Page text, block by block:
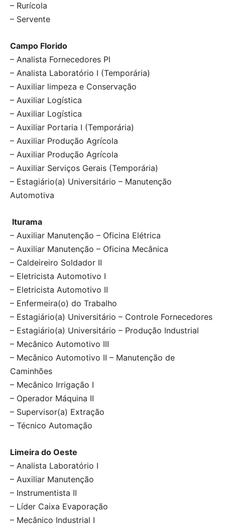
– Rurícola
– Servente
Campo Florido
– Analista Fornecedores Pl
– Analista Laboratório I (Temporária)
– Auxiliar limpeza e Conservação
– Auxiliar Logística
– Auxiliar Logística
– Auxiliar Portaria I (Temporária)
– Auxiliar Produção Agrícola
– Auxiliar Produção Agrícola
– Auxiliar Serviços Gerais (Temporária)
– Estagiário(a) Universitário – Manutenção
Automotiva
Iturama
– Auxiliar Manutenção – Oficina Elétrica
– Auxiliar Manutenção – Oficina Mecânica
– Caldeireiro Soldador II
– Eletricista Automotivo I
– Eletricista Automotivo II
– Enfermeira(o) do Trabalho
– Estagiário(a) Universitário – Controle Fornecedores
– Estagiário(a) Universitário – Produção Industrial
– Mecânico Automotivo III
– Mecânico Automotivo II – Manutenção de
Caminhões
– Mecânico Irrigação I
– Operador Máquina II
– Supervisor(a) Extração
– Técnico Automação
Limeira do Oeste
– Analista Laboratório I
– Auxiliar Manutenção
– Instrumentista II
– Líder Caixa Evaporação
– Mecânico Industrial I